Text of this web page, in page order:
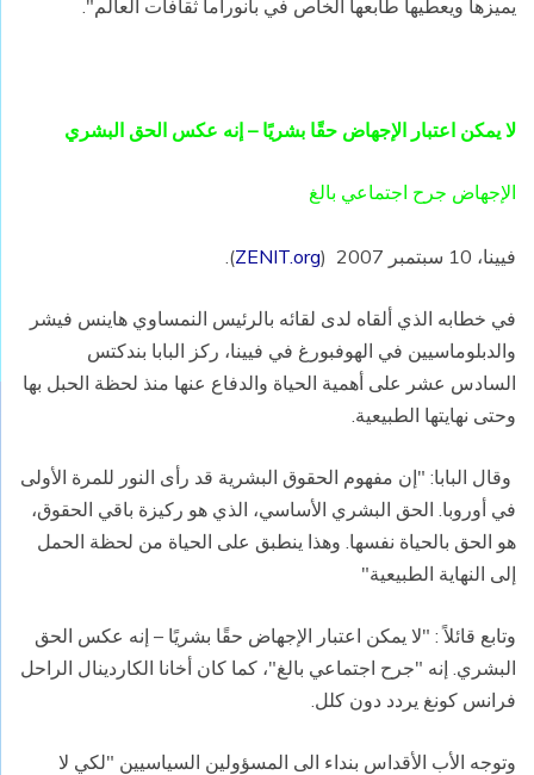
يميزها ويعطيها طابعها الخاص في بانوراما ثقافات العالم".
لا يمكن اعتبار الإجهاض حقًا بشريًا – إنه عكس الحق البشري
الإجهاض جرح اجتماعي بالغ
فيينا، 10 سبتمبر 2007 ( ZENIT.org
).
في خطابه الذي ألقاه لدى لقائه بالرئيس النمساوي هاينس فيشر
والدبلوماسيين في الهوفبورغ في فيينا، ركز البابا بندكتس
السادس عشر على أهمية الحياة والدفاع عنها منذ لحظة الحبل بها
وحتى نهايتها الطبيعية.
وقال البابا: "إن مفهوم الحقوق البشرية قد رأى النور للمرة الأولى
في أوروبا. الحق البشري الأساسي، الذي هو ركيزة باقي الحقوق،
هو الحق بالحياة نفسها. وهذا ينطبق على الحياة من لحظة الحمل
إلى النهاية الطبيعية"
وتابع قائلاً : "لا يمكن اعتبار الإجهاض حقًا بشريًا – إنه عكس الحق
البشري. إنه "جرح اجتماعي بالغ"، كما كان أخانا الكاردينال الراحل
فرانس كونغ يردد دون كلل.
وتوجه الأب الأقداس بنداء الى المسؤولين السياسيين "لكي لا